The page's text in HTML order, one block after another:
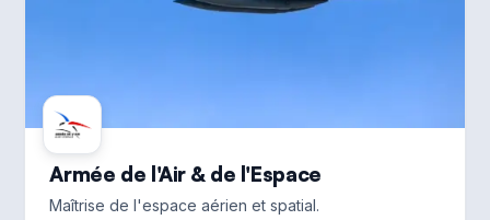
Armée de l'Air & de l'Espace
Maîtrise de l'espace aérien et spatial.